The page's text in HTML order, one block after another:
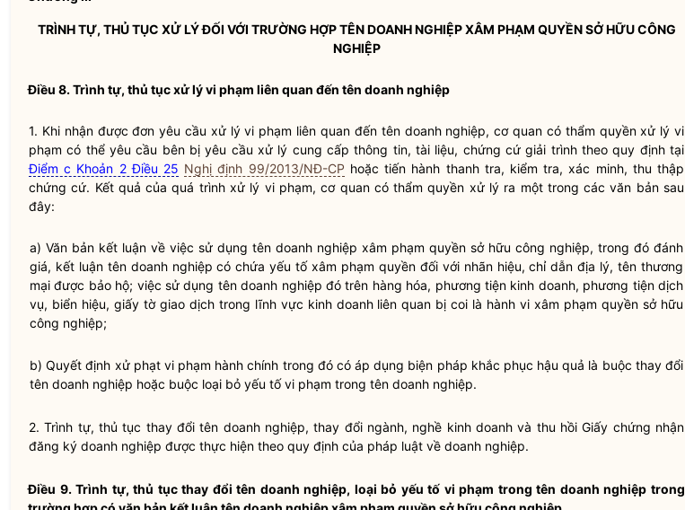
TRÌNH TỰ, THỦ TỤC XỬ LÝ ĐỐI VỚI TRƯỜNG HỢP TÊN DOANH NGHIỆP XÂM PHẠM QUYỀN SỞ HỮU CÔNG
NGHIỆP
Điều 8. Trình tự, thủ tục xử lý vi phạm liên quan đến tên doanh nghiệp
1. Khi nhận được đơn yêu cầu xử lý vi phạm liên quan đến tên doanh nghiệp, cơ quan có thẩm quyềnxử lý vi
phạm có thể yêu cầu bên bị yêu cầu xử lý cung cấp thông tin, tài liệu, chứng cứ giải trình theo quy định tại
Điểm c Khoản 2 Điều 25 Nghị định 99/2013/NĐ-CP hoặc tiến hành thanh tra, kiểm tra, xác minh, thu thập
chứng cứ. Kết quả của quá trình xử lý vi phạm, cơ quan có thẩmquyền xử lý ra một trong các văn bản sau
đây:
a) Văn bản kết luận về việc sử dụng tên doanh nghiệp xâm phạm quyền sở hữu công nghiệp, trong đó đánh
giá, kết luận tên doanh nghiệp có chứa yếu tố xâm phạm quyềnđối với nhãn hiệu,chỉ dẫn địa lý, tên thương
mại được bảo hộ; việc sử dụng tên doanh nghiệp đó trên hàng hóa, phương tiện kinh doanh, phương tiện dịch
vụ, biển hiệu, giấy tờ giao dịch trong lĩnh vực kinh doanh liên quan bị coi là hành vi xâm phạmquyền sở hữu
công nghiệp;
b) Quyết định xử phạt vi phạm hành chính trong đó có áp dụng biện pháp khắc phục hậu quả là buộc thay đổi
tên doanh nghiệp hoặc buộc loại bỏ yếu tố vi phạm trong tên doanh nghiệp.
2. Trình tự, thủ tục thay đổi tên doanh nghiệp, thay đổi ngành, nghề kinh doanh và thu hồi Giấy chứng nhận
đăng ký doanh nghiệp được thực hiện theo quy định của pháp luật về doanh nghiệp.
Điều 9. Trình tự, thủ tục thay đổi tên doanh nghiệp, loại bỏ yếu tố vi phạm trong tên doanh nghiệp trong